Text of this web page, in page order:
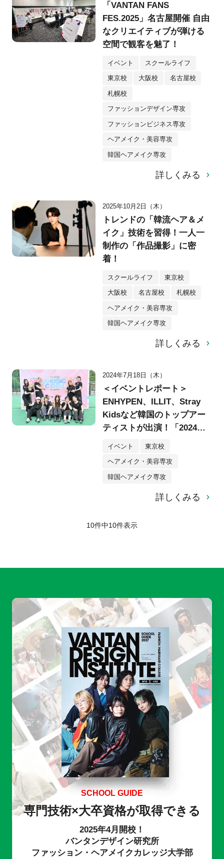
「VANTAN FANS
FES.2025」名古屋開催 自由
なクリエイティブが弾ける
空間で観客を魅了！
イベント スクールライフ
東京校 大阪校 名古屋校
札幌校
ファッションデザイン専攻
ファッションビジネス専攻
ヘアメイク・美容専攻
韓国ヘアメイク専攻
詳しくみる
2025年10月2日（木）
トレンドの「韓流ヘア＆メ
イク」技術を習得！一人一
制作の「作品撮影」に密
着！
スクールライフ 東京校
大阪校 名古屋校 札幌校
ヘアメイク・美容専攻
韓国ヘアメイク専攻
詳しくみる
2024年7月18日（木）
＜イベントレポート＞
ENHYPEN、ILLIT、Stray
Kidsなど韓国のトップアー
ティストが出演！「2024
Show! Music Core in
ベントにヘア＆メイクブー
ス出展し、在校生が大活躍♪
イベント 東京校
ヘアメイク・美容専攻
韓国ヘアメイク専攻
詳しくみる
10件中10件表示
SCHOOL GUIDE
専門技術×大卒資格が取得できる
2025年4月開校！
バンタンデザイン研究所
ファッション・ヘアメイクカレッジ大学部